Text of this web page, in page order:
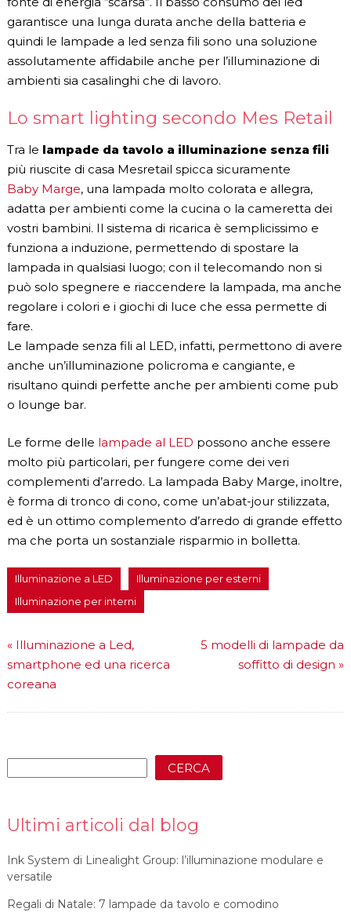
garantisce una lunga durata anche della batteria e
quindi le lampade a led senza fili sono una soluzione
assolutamente affidabile anche per l’illuminazione di
ambienti sia casalinghi che di lavoro.
Lo smart lighting secondo Mes Retail
Tra le lampade da tavolo a illuminazione senza fili
più riuscite di casa Mesretail spicca sicuramente
Baby Marge, una lampada molto colorata e allegra,
adatta per ambienti come la cucina o la cameretta dei
vostri bambini. Il sistema di ricarica è semplicissimo e
funziona a induzione, permettendo di spostare la
lampada in qualsiasi luogo; con il telecomando non si
può solo spegnere e riaccendere la lampada, ma anche
regolare i colori e i giochi di luce che essa permette di
fare.
Le lampade senza fili al LED, infatti, permettono di avere
anche un’illuminazione policroma e cangiante, e
risultano quindi perfette anche per ambienti come pub
o lounge bar.
Le forme delle lampade al LED possono anche essere
molto più particolari, per fungere come dei veri
complementi d’arredo. La lampada Baby Marge, inoltre,
è forma di tronco di cono, come un’abat-jour stilizzata,
ed è un ottimo complemento d’arredo di grande effetto
ma che porta un sostanziale risparmio in bolletta.
Illuminazione a LED
Illuminazione per esterni
Illuminazione per interni
« Illuminazione a Led,
smartphone ed una ricerca
coreana
5 modelli di lampade da
soffitto di design »
CERCA
Ultimi articoli dal blog
Ink System di Linealight Group: l’illuminazione modulare e
versatile
Regali di Natale: 7 lampade da tavolo e comodino